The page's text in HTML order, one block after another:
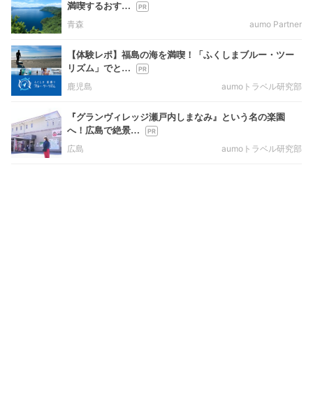
満喫するおす…
青森
aumo Partner
【体験レポ】福島の海を満喫！「ふくしまブルー・ツー
リズム」でと…
鹿児島
aumoトラベル研究部
『グランヴィレッジ瀬戸内しまなみ』という名の楽園
へ！広島で絶景…
広島
aumoトラベル研究部